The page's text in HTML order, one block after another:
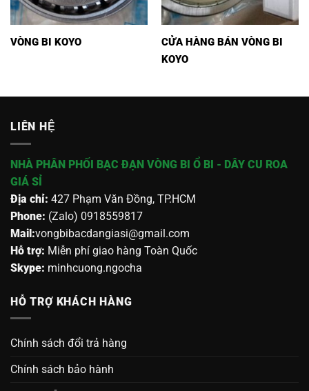
VÒNG BI KOYO
CỬA HÀNG BÁN VÒNG BI
KOYO
LIÊN HỆ
NHÀ PHÂN PHỐI BẠC ĐẠN VÒNG BI Ổ BI - DÂY CU ROA
GIÁ SỈ
Địa chỉ: 427 Phạm Văn Đồng, TP.HCM
Phone: (Zalo) 0918559817
Mail:vongbibacdangiasi@gmail.com
Hỗ trợ: Miễn phí giao hàng Toàn Quốc
Skype: minhcuong.ngocha
HỖ TRỢ KHÁCH HÀNG
Chính sách đổi trả hàng
Chính sách bảo hành